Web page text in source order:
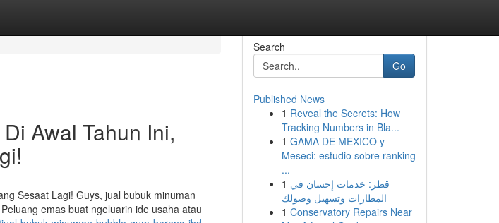
Awal Tahun Ini,
Sesaat Lagi! Guys, jual bubuk minuman
emas buat ngeluarin ide usaha atau
Search
Go
Published News
1 Reveal the Secrets: How
Tracking Numbers in Bla...
1 GAMA DE MEXICO y
Meseci: estudio sobre ranking
...
1 قطر: خدمات إحسان في
المطارات وتسهيل وصولك
1 Conservatory Repairs Near